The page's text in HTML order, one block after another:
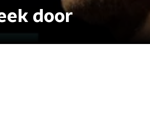
door